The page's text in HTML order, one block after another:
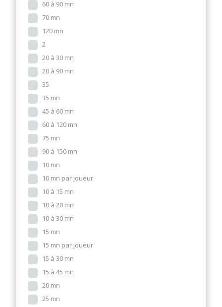
60 à 90 mn
70 mn
120 mn
2
20 à 30 mn
20 à 90 mn
35
35 mn
45 à 60 mn
60 à 120 mn
75 mn
90 à 150 mn
10 mn
10 mn par joueur.
10 à 15 mn
10 à 20 mn
10 à 30 mn
15 mn
15 mn par joueur
15 à 30 mn
15 à 45 mn
20 mn
25 mn